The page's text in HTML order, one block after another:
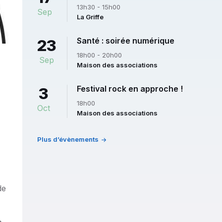
Sep
13h30 - 15h00
La Griffe
23
Sep
Santé : soirée numérique
18h00 - 20h00
Maison des associations
3
Oct
Festival rock en approche !
18h00
Maison des associations
Plus d’évènements